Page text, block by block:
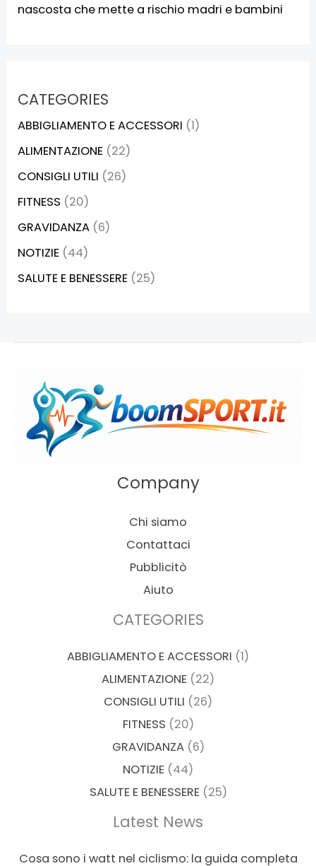
nascosta che mette a rischio madri e bambini
CATEGORIES
ABBIGLIAMENTO E ACCESSORI (1)
ALIMENTAZIONE (22)
CONSIGLI UTILI (26)
FITNESS (20)
GRAVIDANZA (6)
NOTIZIE (44)
SALUTE E BENESSERE (25)
Company
Chi siamo
Contattaci
Pubblicitò
Aiuto
CATEGORIES
ABBIGLIAMENTO E ACCESSORI (1)
ALIMENTAZIONE (22)
CONSIGLI UTILI (26)
FITNESS (20)
GRAVIDANZA(6)
NOTIZIE (44)
SALUTE E BENESSERE(25)
Latest News
Cosa sono i watt nel ciclismo: la guida completa